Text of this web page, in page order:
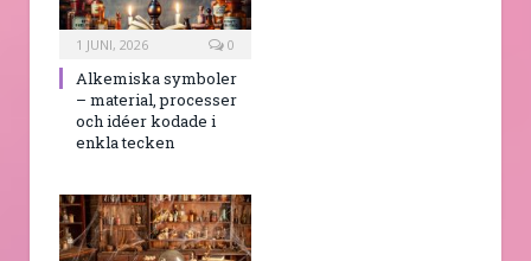
1 JUNI, 2026 0
Alkemiska symboler
– material, processer
och idéer kodade i
enkla tecken